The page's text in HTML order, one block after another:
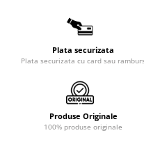
Plata securizata
Plata securizata cu card sau
Produse Originale
100% produse originale